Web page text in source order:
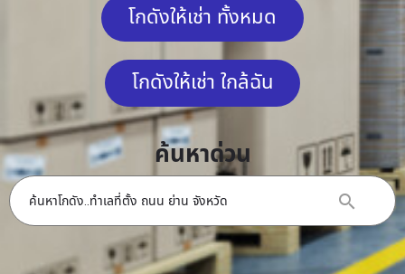
โกดังให้เช่า ทั้งหมด
โกดังให้เช่า ใกล้ฉัน
ค้นหาด่วน